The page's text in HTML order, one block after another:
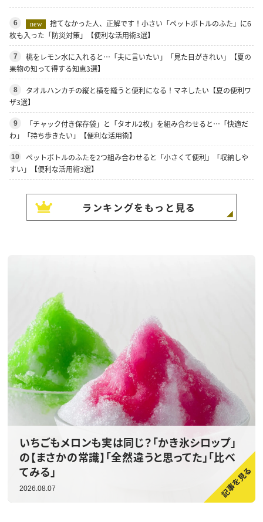
6 new
捨てなかった人、正解です！小さい「ペットボトルのふた」に6
枚も入った「防災対策」【便利な活用術3選】
7
桃をレモン水に入れると…「夫に言いたい」「見た目がきれい」【夏の
果物の知って得する知恵3選】
8
タオルハンカチの縦と横を縫うと便利になる！マネしたい【夏の便利ワ
ザ3選】
9
「チャック付き保存袋」と「タオル2枚」を組み合わせると…「快適だ
わ」「持ち歩きたい」【便利な活用術】
10
ペットボトルのふたを2つ組み合わせると「小さくて便利」「収納しや
すい」【便利な活用術3選】
ランキングをもっと見る
いちごもメロンも実は同じ？「かき氷シロップ」
の【まさかの常識】「全然違うと思ってた」「比べ
てみる」
2026.08.07